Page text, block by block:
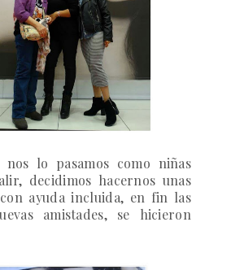
nos lo pasamos como niñas
decidimos hacernos unas
ayuda incluida, en fin las
amistades, se hicieron